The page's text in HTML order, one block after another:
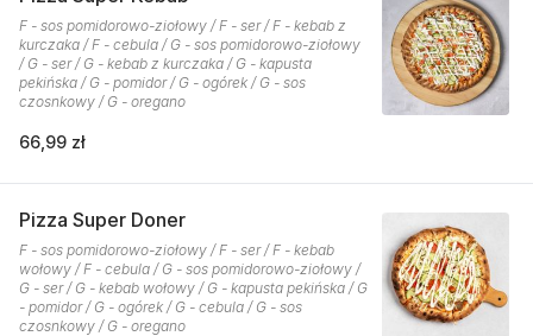
F - sos pomidorowo-ziołowy / F - ser / F - kebab z
kurczaka / F - cebula / G - sos pomidorowo-ziołowy
/ G - ser / G - kebab z kurczaka / G - kapusta
pekińska / G - pomidor / G - ogórek / G - sos
czosnkowy / G - oregano
66,99 zł
Pizza Super Doner
F - sos pomidorowo-ziołowy / F - ser / F - kebab
wołowy / F - cebula / G - sos pomidorowo-ziołowy /
G - ser / G - kebab wołowy / G - kapusta pekińska / G
- pomidor / G - ogórek / G - cebula / G - sos
czosnkowy / G - oregano